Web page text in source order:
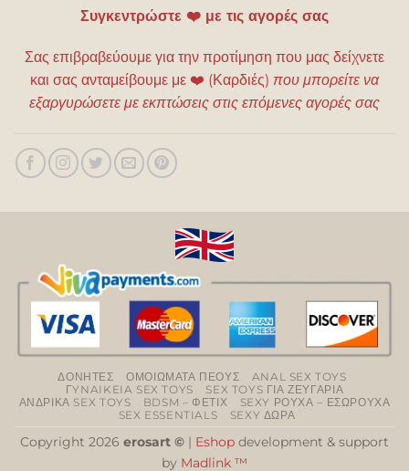
Συγκεντρώστε ❤️ με τις αγορές σας
Σας επιβραβεύουμε για την προτίμηση που μας δείχνετε
και σας ανταμείβουμε με ❤️ (Καρδιές) που μπορείτε να
εξαργυρώσετε με εκπτώσεις στις επόμενες αγορές σας
ΔΟΝΗΤΕΣ ΟΜΟΙΩΜΑΤΑ ΠΕΟΥΣ
ANAL SEX TOYS
ΓYNAIKEIA SEX TOYS
SEX TOYS ΓΙΑ ΖΕΥΓΑΡΙΑ
ΑΝΔΡΙΚΑ SEX TOYS
BDSM – ΦΕΤΙΧ
SEXY ΡΟΥΧΑ – ΕΣΩΡΟΥΧΑ
SEX ESSENTIALS
SEXY ΔΩΡΑ
Copyright 2026 erosart © | Eshop development & support
by Madlink ™